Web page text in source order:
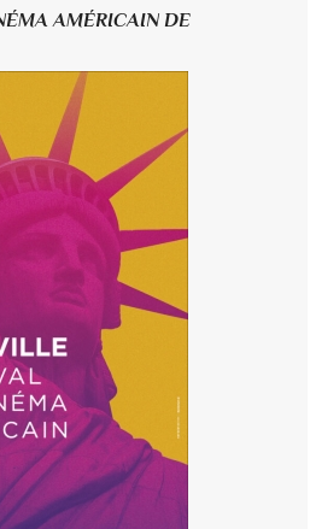
AMÉRICAIN DE